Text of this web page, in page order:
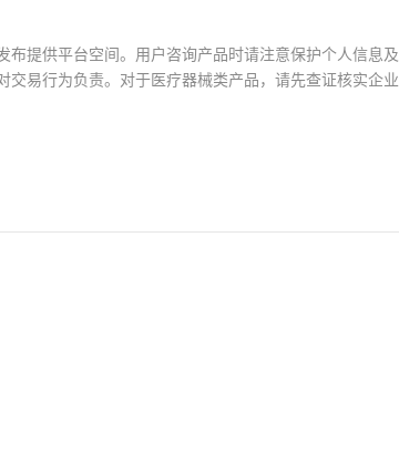
提供平台空间。用户咨询产品时请注意保护个人信息及
易行为负责。对于医疗器械类产品，请先查证核实企业